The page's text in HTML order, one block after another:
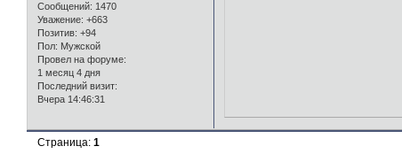
Сообщений: 1470
Уважение: +663
Позитив: +94
Пол: Мужской
Провел на форуме:
1 месяц 4 дня
Последний визит:
Вчера 14:46:31
Страница:1